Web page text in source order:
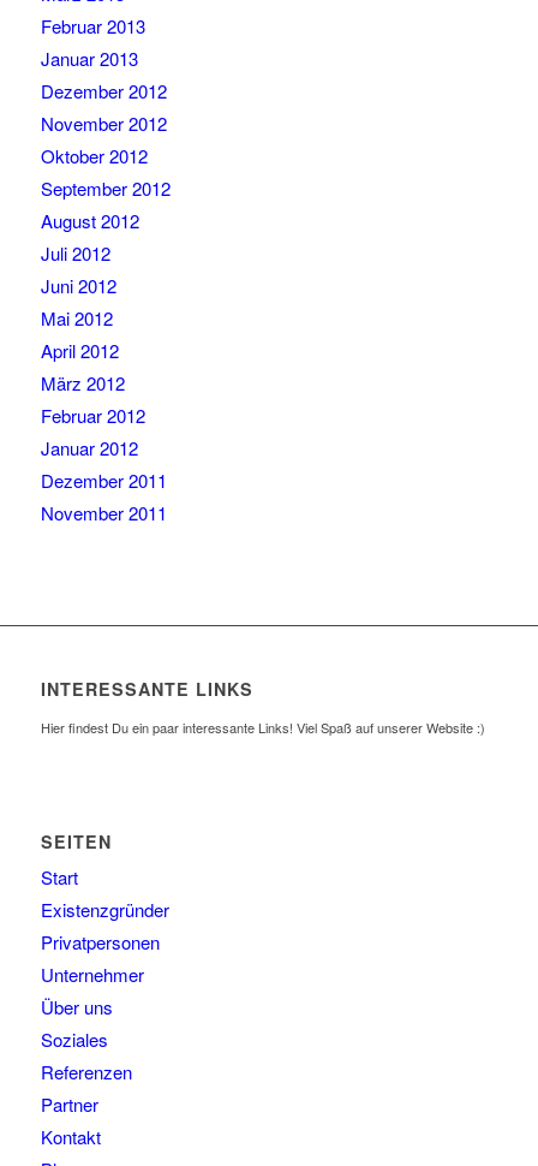
Februar 2013
Januar 2013
Dezember 2012
November 2012
Oktober 2012
September 2012
August 2012
Juli 2012
Juni 2012
Mai 2012
April 2012
März 2012
Februar 2012
Januar 2012
Dezember 2011
November 2011
INTERESSANTE LINKS
Hier findest Du ein paar interessante Links! Viel Spaß auf unserer Website :)
SEITEN
Start
Existenzgründer
Privatpersonen
Unternehmer
Über uns
Soziales
Referenzen
Partner
Kontakt